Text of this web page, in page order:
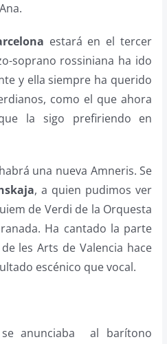
estará en el tercer
soprano rossiniana ha ido
y ella siempre ha querido
como el que ahora
la sigo prefiriendo en
una nueva Amneris. Se
, a quien pudimos ver
de Verdi de la Orquesta
Ha cantado la parte
les Arts de Valencia hace
escénico que vocal.
anunciaba al barítono